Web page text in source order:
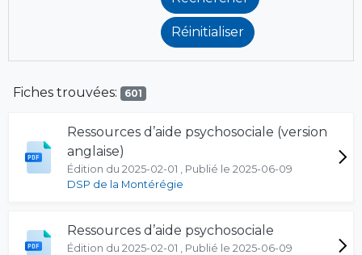
Fiches trouvées: 601
Ressources d’aide psychosociale (version
anglaise)
Édition du 2025-02-01 , Publié le 2025-06-09
DSP de la Montérégie
Ressources d’aide psychosociale
Édition du 2025-02-01 , Publié le 2025-06-09